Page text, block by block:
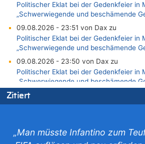
Politischer Eklat bei der Gedenkfeier in
„Schwerwiegende und beschämende
09.08.2026 - 23:51 von Dax zu
Politischer Eklat bei der Gedenkfeier in
„Schwerwiegende und beschämende
09.08.2026 - 23:50 von Dax zu
Politischer Eklat bei der Gedenkfeier in
„Schwerwiegende und beschämende
09.08.2026 - 22:50 von Reiner Mattar zu
Gigantische Marienstatue in Polen –
09.08.2026 - 22:46 von Chips zu
In Belgien missachten zwei von drei
Zitiert
„Man müsste Infantino zum